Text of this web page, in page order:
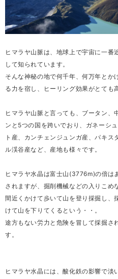
ヒマラヤ山脈は、地球上で宇宙に一番
して知られています。
そんな神秘の地で何千年、何万年とか
る力を宿し、ヒーリング効果がとても
ヒマラヤ山脈と言っても、ブータン、
ンと5つの国を跨いでおり、ガネーシ
ト産、カンチェンジュンガ産、パキス
ル渓谷産など、産地も様々です。
ヒマラヤ水晶は富士山(3776m)の倍は
されますが、掘削機械などの入りこめ
間近くかけて歩いて山を登り採掘し、
けて山を下りてくるという・・。
途方もない労力と危険を冒して採掘さ
す。
ヒマラヤ水晶には、酸化鉄の影響で淡